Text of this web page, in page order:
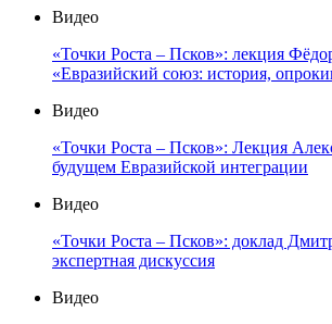
Видео
«Точки Роста – Псков»: лекция
«Евразийский союз: история,
Видео
«Точки Роста – Псков»: Лекция
будущем Евразийской интеграции
Видео
«Точки Роста – Псков»: доклад
экспертная дискуссия
Видео